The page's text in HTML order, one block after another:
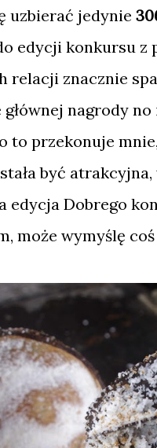
uzbierać jedynie
edycji konkursu z
relacji znacznie
nagrody no
to przekonuje
być
edycja Dobrego
może wymyślę